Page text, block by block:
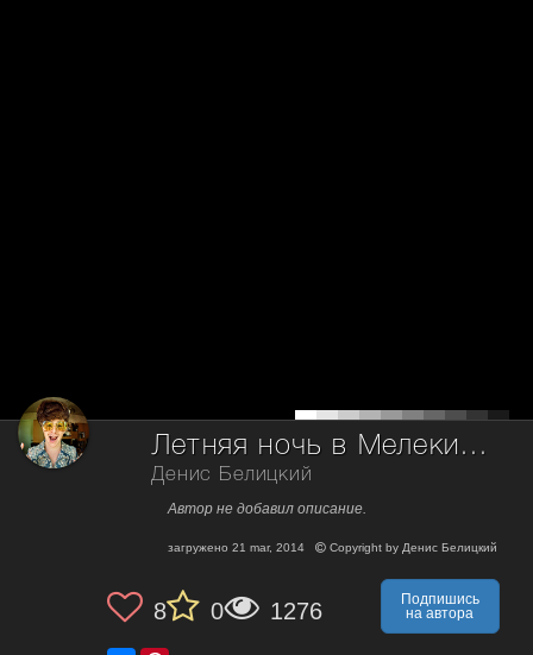
Летняя ночь в Мелекино (Украина)
Денис Белицкий
Автор не добавил описание.
загружено 21 mar, 2014 Copyright by Денис Белицкий
8 0 1276
Подпишись
на автора